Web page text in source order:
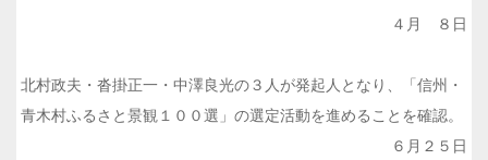
４月 ８日
北村政夫・沓掛正一・中澤良光の３人が発起人となり、「信州・
青木村ふるさと景観１００選」の選定活動を進めることを確認。
６月２５日